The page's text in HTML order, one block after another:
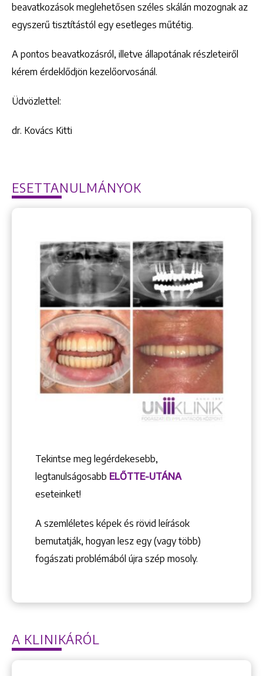
beavatkozások meglehetősen széles skálán mozognak az
egyszerű tisztítástól egy esetleges műtétig.
A pontos beavatkozásról, illetve állapotának részleteiről
kérem érdeklődjön kezelőorvosánál.
Üdvözlettel:
dr. Kovács Kitti
ESETTANULMÁNYOK
Tekintse meg legérdekesebb,
legtanulságosabb ELŐTTE-UTÁNA
eseteinket!
A szemléletes képek és rövid leírások
bemutatják, hogyan lesz egy (vagy több)
fogászati problémából újra szép mosoly.
A KLINIKÁRÓL